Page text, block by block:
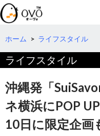
検
索
コ
テ
ツ
へ
移
動
ホーム > ライフスタイル
ライフスタイル
沖縄発「
ネ横浜にPOP
10日に限定企画